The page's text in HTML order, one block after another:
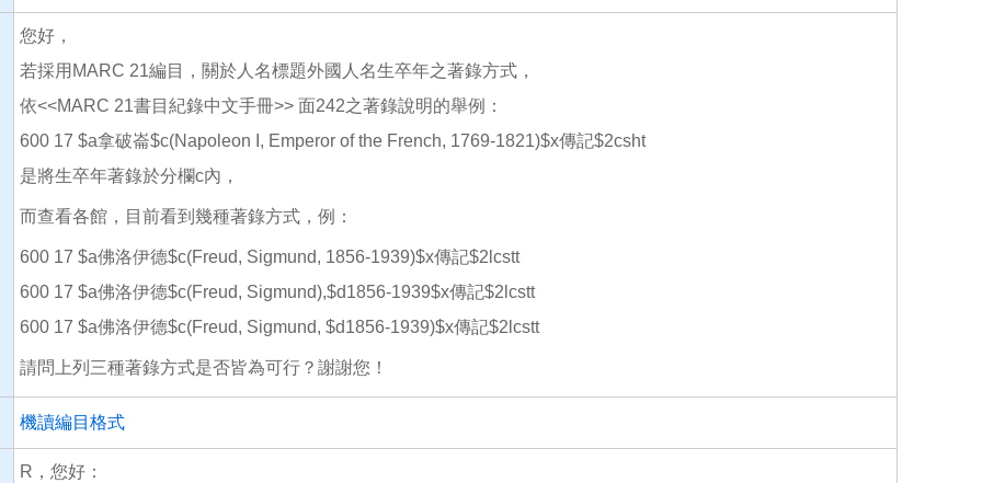
o
您好，
若採用MARC 21編目，關於人名標題外國人名生卒年之著錄方式，
依<<MARC 21書目紀錄中文手冊>> 面242之著錄說明的舉例：
600 17 $a拿破崙$c(Napoleon I, Emperor of the French, 1769-1821)$x傳記$2csht
是將生卒年著錄於分欄c內，
而查看各館，目前看到幾種著錄方式，例：
600 17 $a佛洛伊德$c(Freud, Sigmund, 1856-1939)$x傳記$2lcstt
600 17 $a佛洛伊德$c(Freud, Sigmund),$d1856-1939$x傳記$2lcstt
600 17 $a佛洛伊德$c(Freud, Sigmund, $d1856-1939)$x傳記$2lcstt
請問上列三種著錄方式是否皆為可行？謝謝您！
機讀編目格式
R，您好：